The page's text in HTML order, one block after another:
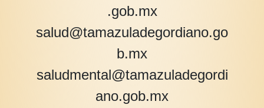
.gob.mx
salud@tamazuladegordiano.go
b.mx
saludmental@tamazuladegordi
ano.gob.mx